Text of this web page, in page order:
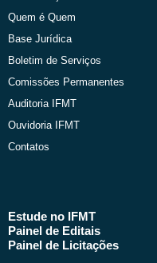
Quem é Quem
Base Jurídica
Boletim de Serviços
Comissões Permanentes
Auditoria IFMT
Ouvidoria IFMT
Contatos
Estude no IFMT
Painel de Editais
Painel de Licitações